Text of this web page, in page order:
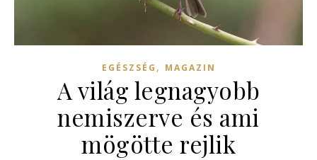
EGÉSZSÉG , MAGAZIN
A világ legnagyobb
nemiszerve és ami
mögötte rejlik